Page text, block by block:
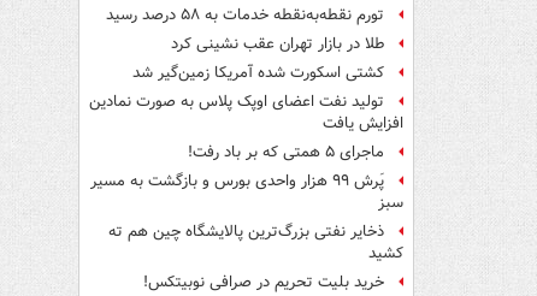
تورم نقطه‌به‌نقطه خدمات به ۵۸ درصد رسید
طلا در بازار تهران عقب نشینی کرد
کشتی اسکورت شده آمریکا زمین‌گیر شد
تولید نفت اعضای اوپک پلاس به صورت نمادین
افزایش یافت
ماجرای ۵ همتی که بر باد رفت!
پَرش ۹۹ هزار واحدی بورس و بازگشت به مسیر
سبز
ذخایر نفتی بزرگ‌ترین پالایشگاه چین هم ته
کشید
خرید بلیت تحریم در صرافی نوبیتکس!